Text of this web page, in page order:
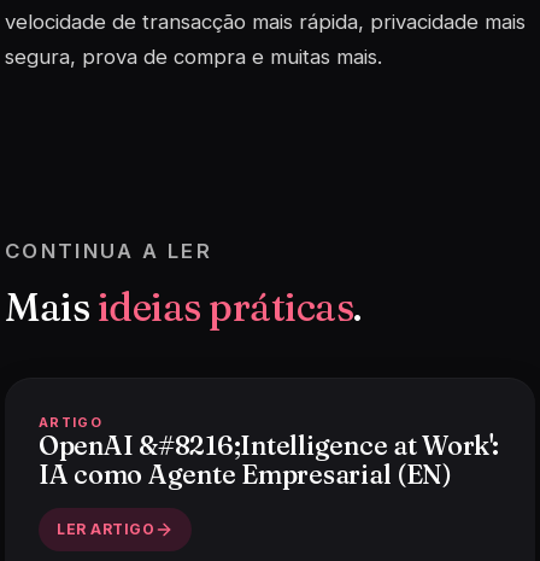
velocidade de transacção mais rápida, privacidade mais
segura, prova de compra e muitas mais.
CONTINUA A LER
Mais ideias práticas.
ARTIGO
OpenAI &#8216;Intelligence at Work':
IA como Agente Empresarial (EN)
LER ARTIGO